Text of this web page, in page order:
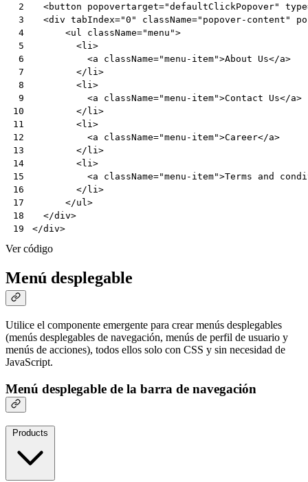
2
3
4
5
6
7
8
9
10
11
12
13
14
15
16
17
18
19
<button popovertarget="defaultClickPopover" type
<div tabIndex="0" className="popover-content"
<ul className="menu">
<li >
<a className="menu-item">About Us</a>
</li >
<li >
<a className="menu-item">Contact Us</a>
</li >
<li >
<a className="menu-item">Career</a>
</li >
<li >
<a className="menu-item">Terms and
</li >
</ul >
</div>
</div>
Ver código
Menú desplegable
Utilice el componente emergente para crear menús desplegables
(menús desplegables de navegación, menús de perfil de usuario y
menús de acciones), todos ellos solo con CSS y sin necesidad de
JavaScript.
Menú desplegable de la barra de navegación
Products